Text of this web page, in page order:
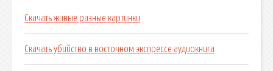
Скачать живые разные картинки
Скачать убийство в восточном экспрессе аудиокнига